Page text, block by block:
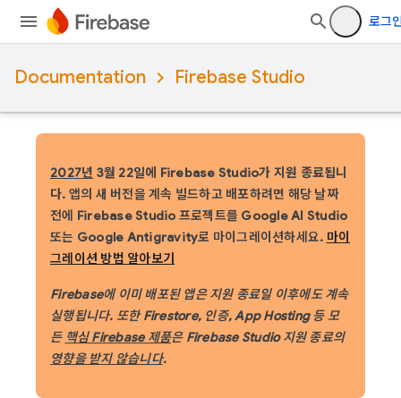
로그
Documentation Firebase Studio
2027년 3월 22일에 Firebase Studio가 지원 종료됩니
다. 앱의 새 버전을 계속 빌드하고 배포하려면 해당 날짜
전에 Firebase Studio 프로젝트를 Google AI Studio
또는 Google Antigravity로 마이그레이션하세요. 마이
그레이션 방법 알아보기
Firebase에 이미 배포된 앱은 지원 종료일 이후에도 계속
실행됩니다. 또한 Firestore, 인증, App Hosting 등 모
든 핵심 Firebase 제품은 Firebase Studio 지원 종료의
영향을 받지 않습니다.